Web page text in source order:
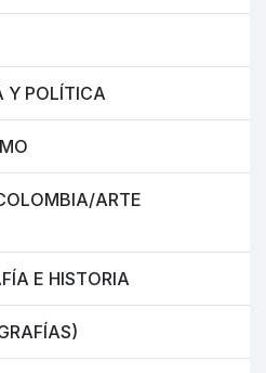
Y POLÍTICA
ARTE
E HISTORIA